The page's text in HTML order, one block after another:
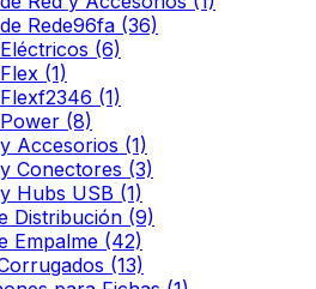
Rede96fa (36)
(6)
(1)
(1)
(8)
Accesorios (1)
Conectores (3)
Hubs USB (1)
Distribución (9)
Empalme (42)
(13)